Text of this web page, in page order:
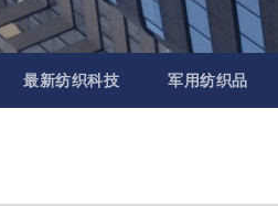
最新纺织科技 军用纺织品